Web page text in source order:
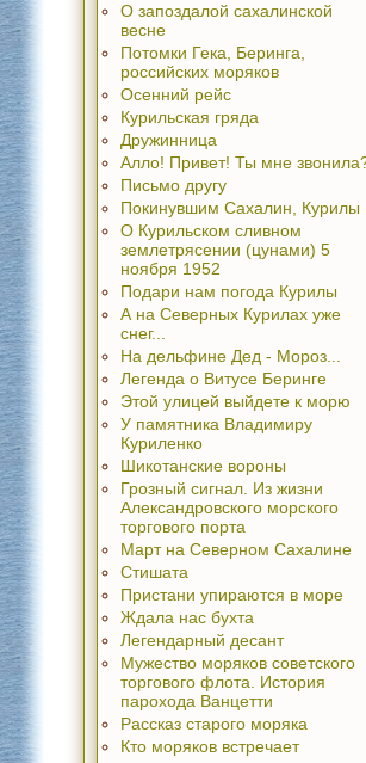
О запоздалой сахалинской
весне
Потомки Гека, Беринга,
российских моряков
Осенний рейс
Курильская гряда
Дружинница
Алло! Привет! Ты мне
Письмо другу
Покинувшим Сахалин, Курилы
О Курильском сливном
землетрясении (цунами) 5
ноября 1952
Подари нам погода Курилы
А на Северных Курилах уже
снег...
На дельфине Дед - Мороз...
Легенда о Витусе Беринге
Этой улицей выйдете к морю
У памятника Владимиру
Куриленко
Шикотанские вороны
Грозный сигнал. Из жизни
Александровского морского
торгового порта
Март на Северном Сахалине
Стишата
Пристани упираются в море
Ждала нас бухта
Легендарный десант
Мужество моряков советского
торгового флота. История
парохода Ванцетти
Рассказ старого моряка
Кто моряков встречает